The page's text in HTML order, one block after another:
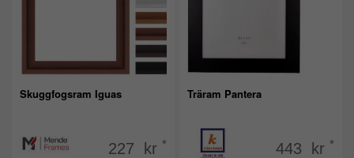
Skuggfogsram Iguas
227 kr *
Träram Pantera
443 kr *